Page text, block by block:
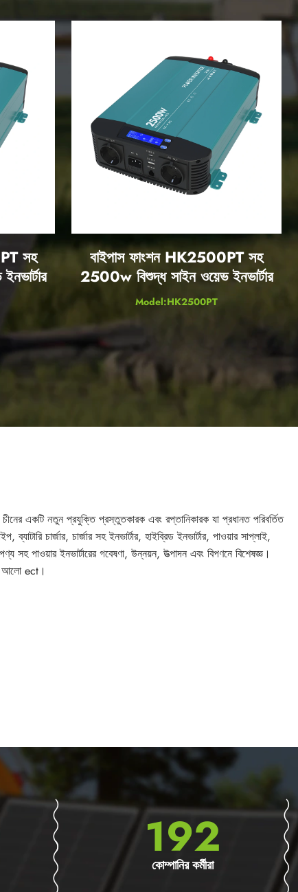
সহ
বাইপাস ফাংশন HK2500PT সহ
2500w বিশুদ্ধ সাইন ওয়েভ ইনভার্টার
Model:HK2500PT
একটি নতুন প্রযুক্তি প্রস্তুতকারক এবং রপ্তানিকারক যা প্রধানত পরিবর্তিত
চার্জার, চার্জার সহ ইনভার্টার, হাইব্রিড ইনভার্টার, পাওয়ার সাপ্লাই,
সহ পাওয়ার ইনভার্টারের গবেষণা, উন্নয়ন, উত্পাদন এবং বিপণনে বিশেষজ্ঞ।
আলো ect।
300
কোম্পানির কর্মীরা